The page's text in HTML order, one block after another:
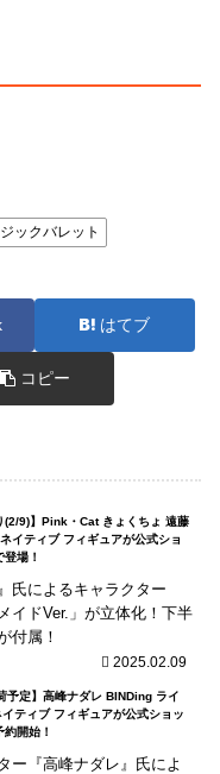
ックバレット
はてブ
コピー
(2/9)】Pink・Cat きょくちょ 遠藤
イティブ フィギュアが公式ショ
場！
氏によるキャラクター
イドVer.」が立体化！下半
付属！
2025.02.09
予定】高峰ナダレ BINDing ライ
ティブ フィギュアが公式ショッ
開始！
ー『高峰ナダレ』氏によ